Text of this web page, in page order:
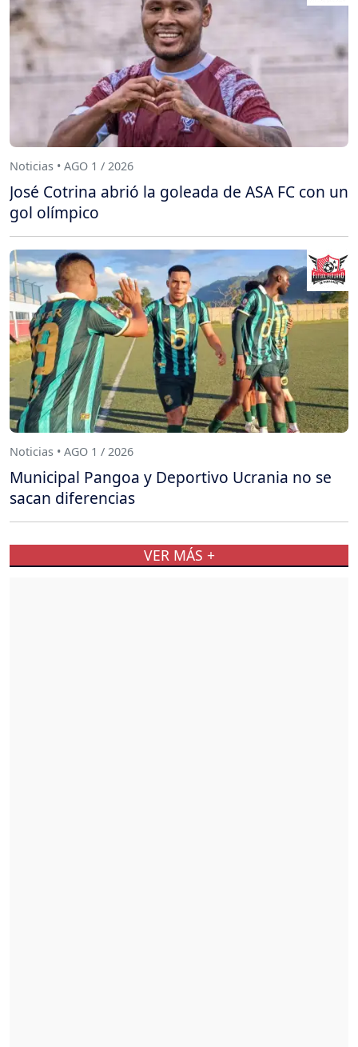
Noticias • AGO 1 / 2026
José Cotrina abrió la goleada de ASA FC con un
gol olímpico
Noticias • AGO 1 / 2026
Municipal Pangoa y Deportivo Ucrania no se
sacan diferencias
VER MÁS +